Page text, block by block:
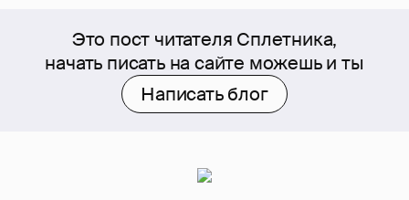
Это пост читателя Сплетника,
начать писать на сайте можешь и ты
Написать блог